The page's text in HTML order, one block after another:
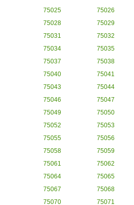
75025
75026
75028
75029
75031
75032
75034
75035
75037
75038
75040
75041
75043
75044
75046
75047
75049
75050
75052
75053
75055
75056
75058
75059
75061
75062
75064
75065
75067
75068
75070
75071